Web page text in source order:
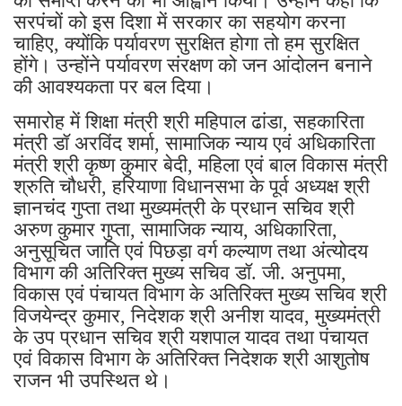
सरपंचों को इस दिशा में सरकार का सहयोग करना
चाहिए, क्योंकि पर्यावरण सुरक्षित होगा तो हम सुरक्षित
होंगे। उन्होंने पर्यावरण संरक्षण को जन आंदोलन बनाने
की आवश्यकता पर बल दिया।
समारोह में शिक्षा मंत्री श्री महिपाल ढांडा, सहकारिता
मंत्री डॉ अरविंद शर्मा, सामाजिक न्याय एवं अधिकारिता
मंत्री श्री कृष्ण कुमार बेदी, महिला एवं बाल विकास मंत्री
श्रुति चौधरी, हरियाणा विधानसभा के पूर्व अध्यक्ष श्री
ज्ञानचंद गुप्ता तथा मुख्यमंत्री के प्रधान सचिव श्री
अरुण कुमार गुप्ता, सामाजिक न्याय, अधिकारिता,
अनुसूचित जाति एवं पिछड़ा वर्ग कल्याण तथा अंत्योदय
विभाग की अतिरिक्त मुख्य सचिव डॉ. जी. अनुपमा,
विकास एवं पंचायत विभाग के अतिरिक्त मुख्य सचिव श्री
विजयेन्द्र कुमार, निदेशक श्री अनीश यादव, मुख्यमंत्री
के उप प्रधान सचिव श्री यशपाल यादव तथा पंचायत
एवं विकास विभाग के अतिरिक्त निदेशक श्री आशुतोष
राजन भी उपस्थित थे।